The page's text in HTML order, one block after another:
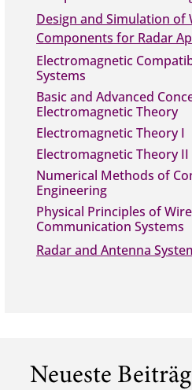
Design and Simulation of
Components for Radar
Electromagnetic
Systems
Basic and Advanced
Electromagnetic Theory
Electromagnetic Theory I
Electromagnetic Theory II
Numerical Methods of
Engineering
Physical Principles of
Communication Systems
Radar and Antenna
Neueste